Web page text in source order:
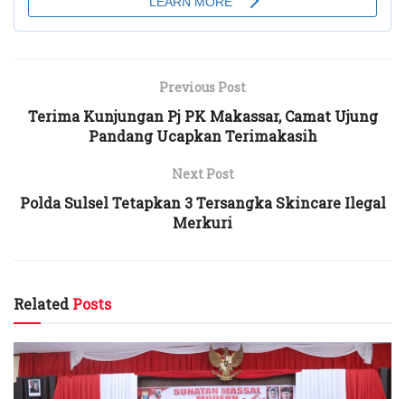
Previous Post
Terima Kunjungan Pj PK Makassar, Camat Ujung
Pandang Ucapkan Terimakasih
Next Post
Polda Sulsel Tetapkan 3 Tersangka Skincare Ilegal
Merkuri
RelatedPosts